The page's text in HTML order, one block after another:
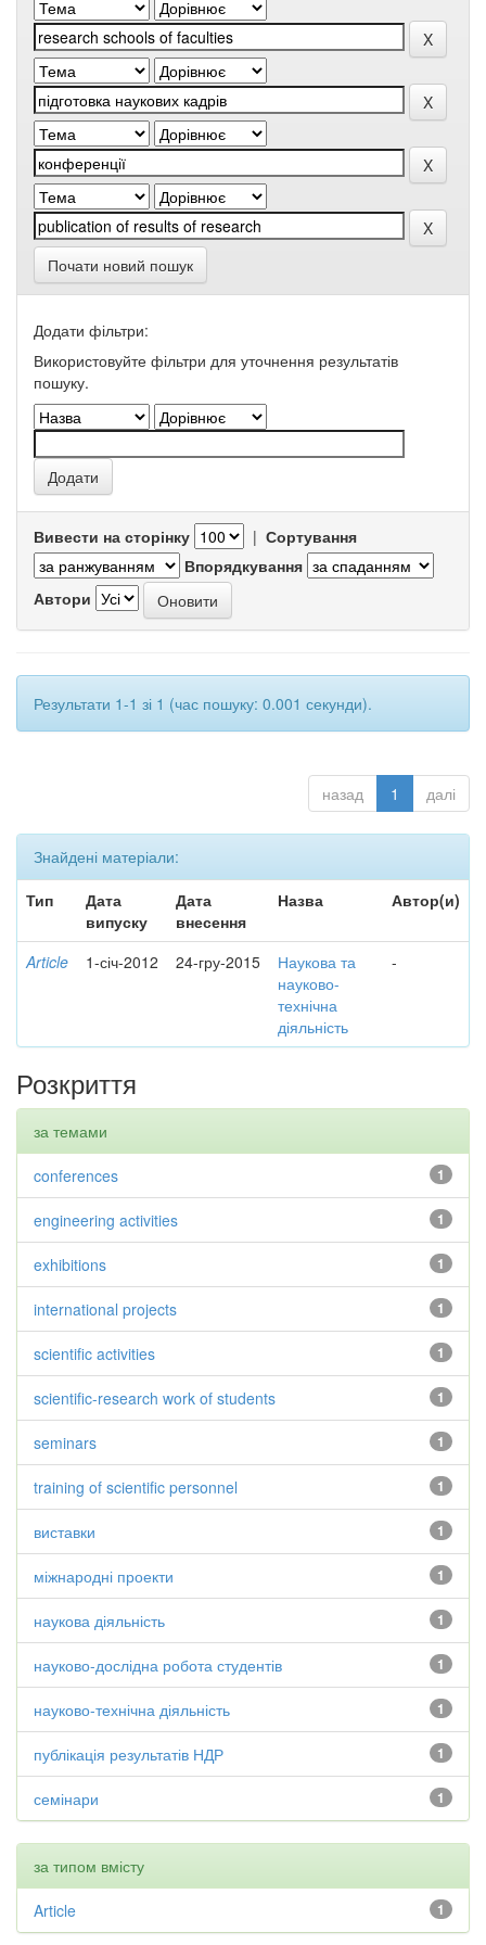
Почати новий пошук
Додати фільтри:
Використовуйте фільтри для уточнення результатів
пошуку.
Вивести на сторінку | Сортування
Впорядкування
Автори
Результати 1-1 зі 1 (час пошуку: 0.001 секунди).
назад 1 далі
Знайдені матеріали:
Тип
Дата
випуску
Дата
внесення
Назва Автор(и)
Article 1-січ-2012 24-гру-2015
Наукова та
науково-
технічна
діяльність
-
Розкриття
за темами
1
conferences
1
engineering activities
1
exhibitions
1
international projects
1
scientific activities
1
scientific-research work of students
1
seminars
1
training of scientific personnel
1
виставки
1
міжнародні проекти
1
наукова діяльність
1
науково-дослідна робота студентів
1
науково-технічна діяльність
1
публікація результатів НДР
1
семінари
за типом вмісту
1
Article